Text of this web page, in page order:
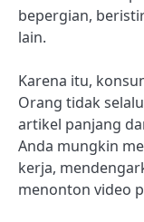
bepergian,
lain.
Karena itu,
Orang tidak
artikel panjang
Anda mungkin
kerja,
menonton video